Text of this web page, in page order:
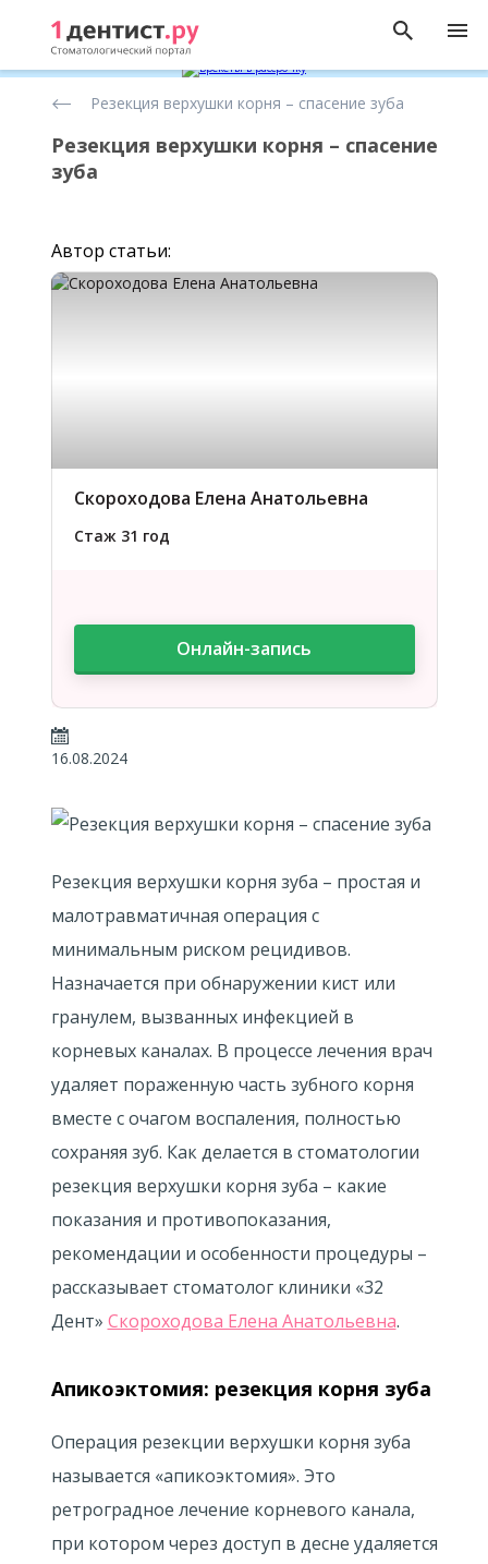
зубов
Резекция верхушки корня – спасение зуба
Резекция верхушки корня – спасение
зуба
Автор статьи:
Скороходова Елена Анатольевна
Стаж 31 год
Онлайн-запись
16.08.2024
Резекция верхушки корня зуба – простая и
малотравматичная операция с
минимальным риском рецидивов.
Назначается при обнаружении кист или
гранулем, вызванных инфекцией в
корневых каналах. В процессе лечения врач
удаляет пораженную часть зубного корня
вместе с очагом воспаления, полностью
сохраняя зуб. Как делается в стоматологии
резекция верхушки корня зуба – какие
показания и противопоказания,
рекомендации и особенности процедуры –
рассказывает стоматолог клиники «32
Дент» Скороходова Елена Анатольевна.
Апикоэктомия: резекция корня зуба
Операция резекции верхушки корня зуба
называется «апикоэктомия». Это
ретроградное лечение корневого канала,
при котором через доступ в десне удаляется